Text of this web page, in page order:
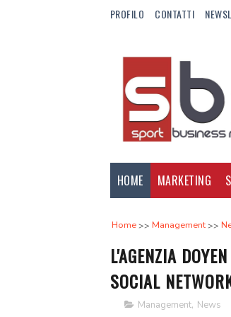
PROFILO CONTATTI
HOME MARKETING
Home Management
L'AGENZIA
SOCIAL
Management, News